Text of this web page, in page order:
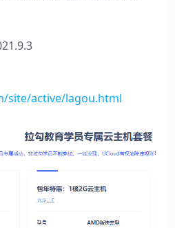
site/active/lagou.html